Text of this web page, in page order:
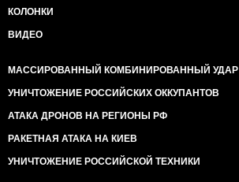
КОЛОНКИ
ВИДЕО
МАССИРОВАННЫЙ КОМБИНИРОВАННЫЙ УДАР
УНИЧТОЖЕНИЕ РОССИЙСКИХ ОККУПАНТОВ
АТАКА ДРОНОВ НА РЕГИОНЫ РФ
РАКЕТНАЯ АТАКА НА КИЕВ
УНИЧТОЖЕНИЕ РОССИЙСКОЙ ТЕХНИКИ